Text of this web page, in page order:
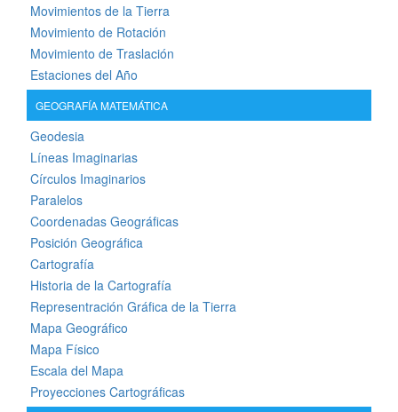
Movimientos de la Tierra
Movimiento de Rotación
Movimiento de Traslación
Estaciones del Año
GEOGRAFÍA MATEMÁTICA
Geodesia
Líneas Imaginarias
Círculos Imaginarios
Paralelos
Coordenadas Geográficas
Posición Geográfica
Cartografía
Historia de la Cartografía
Representración Gráfica de la Tierra
Mapa Geográfico
Mapa Físico
Escala del Mapa
Proyecciones Cartográficas